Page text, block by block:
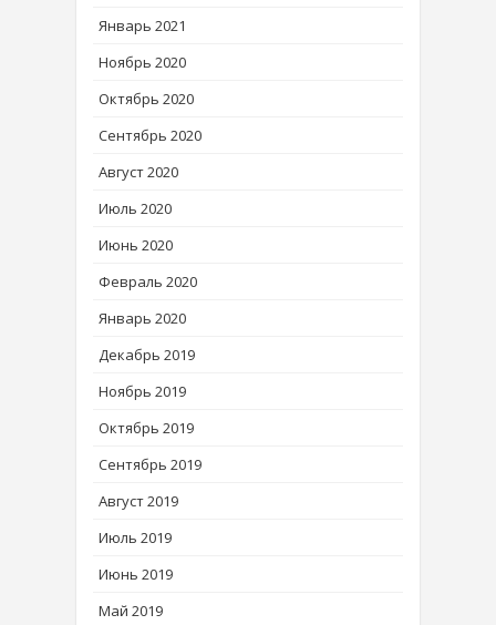
Январь 2021
Ноябрь 2020
Октябрь 2020
Сентябрь 2020
Август 2020
Июль 2020
Июнь 2020
Февраль 2020
Январь 2020
Декабрь 2019
Ноябрь 2019
Октябрь 2019
Сентябрь 2019
Август 2019
Июль 2019
Июнь 2019
Май 2019